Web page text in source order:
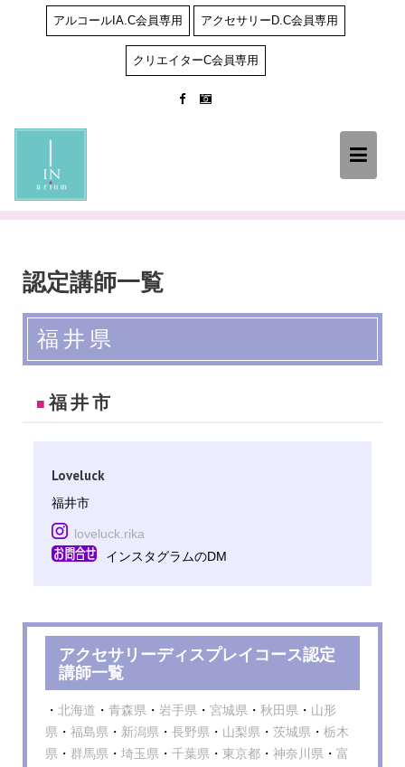
アルコールIA.C会員専用 アクセサリーD.C会員専用
クリエイターC会員専用
認定講師一覧
福井県
■福井市
Loveluck
福井市
loveluck.rika
インスタグラムのDM
アクセサリーディスプレイコース認定
講師一覧
・ 北海道 ・ 青森県 ・ 岩手県 ・ 宮城県 ・ 秋田県 ・ 山形
県 ・ 福島県 ・ 新潟県 ・ 長野県 ・ 山梨県 ・ 茨城県 ・ 栃木
県 ・ 群馬県 ・ 埼玉県 ・ 千葉県 ・ 東京都 ・ 神奈川県 ・ 富